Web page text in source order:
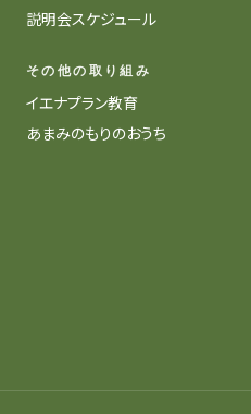
説明会スケジュール
その他の取り組み
イエナプラン教育
あまみのもりのおうち